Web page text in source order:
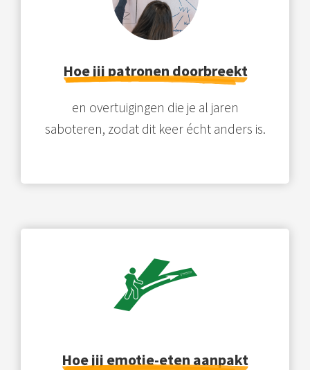
Hoe jij patronen doorbreekt
en overtuigingen die je al jaren
saboteren, zodat dit keer écht anders is.
Hoe jij emotie-eten aanpakt